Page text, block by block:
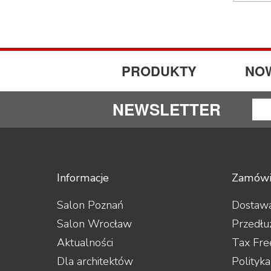
JL Audio
Keces Audio
LAB12
Leben
Leica
LG
Lyngdorf
PRODUKTY
NEWSLETTER
Informacje
Salon Poznań
Salon Wrocław
Aktualności
Dla architektów
Tax